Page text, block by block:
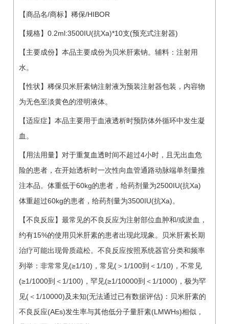
【商品名/商标】稀保/HIBOR
【规格】0.2ml:3500IU(抗Xa)*10支(预充式注射器)
【主要成份】本品主要成份为贝米肝素钠。辅料：注射用
水。
【性状】稀保贝米肝素钠注射液为预装注射器包装，内容物
为无色至淡黄色的澄明液体。
【适应症】本品主要用于血液透析时预防体外循环中发生凝
血。
【用法用量】对于重复血透时间不超过4小时，且无出血危
险的患者，在开始透析时一次性向血管通路动脉端单剂量推
注本品。体重低于60kg的患者，给药剂量为2500IU(抗Xa)
体重超过60kg的患者，给药剂量为3500IU(抗Xa)。
【不良反应】最常见的不良反应为注射部位血肿和/或淤血，
约有15%的使用贝米肝素的患者出现此现象。贝米肝素长期
治疗可能出现骨质疏松。不良反应按照系统器官分类和频率
列举：非常常见(≥1/10)，常见(＞1/100到＜1/10)，不常见
(≥1/1000到＜1/100)，罕见(≥1/10000到＜1/1000)，极为罕
见(＜1/10000)及未知(无法通过已有数据评估)：贝米肝素的
不良反应(AEs)发生率与其他低分子量肝素(LMWHs)相似，